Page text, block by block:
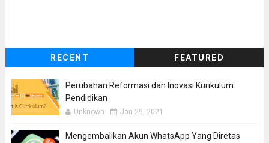
RECENT FEATURED
Perubahan Reformasi dan Inovasi Kurikulum
Pendidikan
Unknown Jan 29, 2021
Mengembalikan Akun WhatsApp Yang Diretas